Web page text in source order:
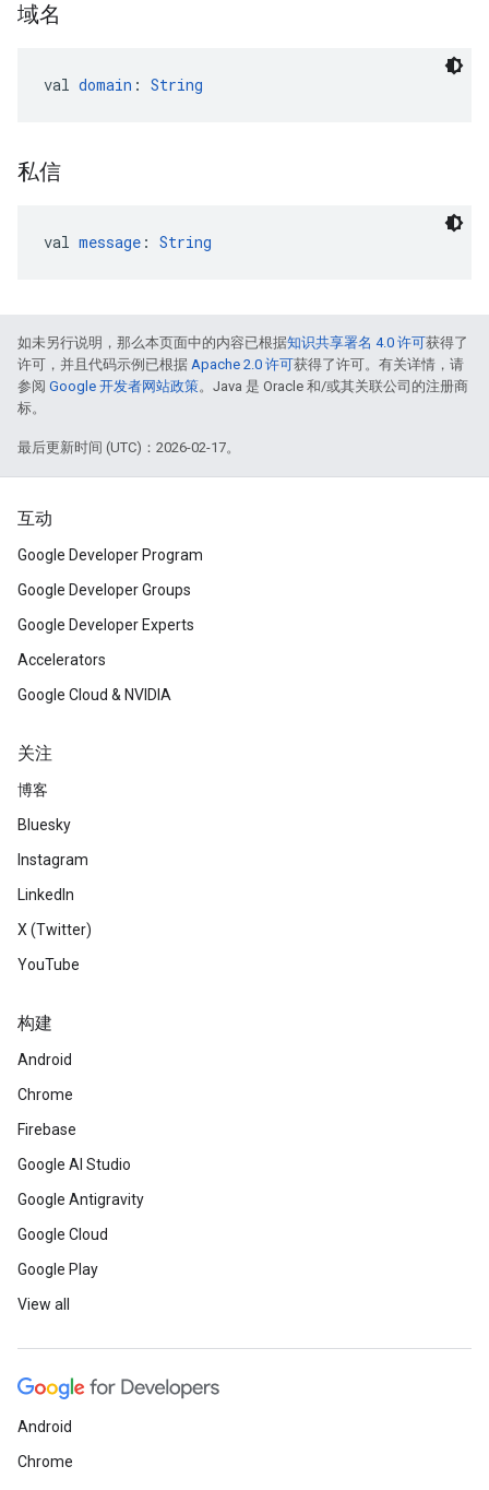
域名
val domain : String
私信
val message : String
如未另行说明，那么本页面中的内容已根据知识共享署名 4.0 许可获得了
许可，并且代码示例已根据 Apache 2.0 许可获得了许可。有关详情，请
参阅 Google 开发者网站政策。Java 是 Oracle 和/或其关联公司的注册商
标。
最后更新时间 (UTC)：2026-02-17。
互动
Google Developer Program
Google Developer Groups
Google Developer Experts
Accelerators
Google Cloud & NVIDIA
关注
博客
Bluesky
Instagram
LinkedIn
X (Twitter)
YouTube
构建
Android
Chrome
Firebase
Google AI Studio
Google Antigravity
Google Cloud
Google Play
View all
Android
Chrome